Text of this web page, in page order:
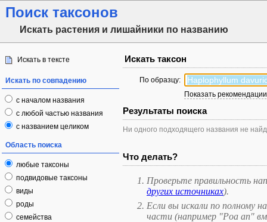
Поиск таксонов
Искать растения и лишайники по названию
Искать в тексте
Искать по совпадению
с началом названия
с любой частью названия
с названием целиком
Область поиска
любые таксоны
подвидовые таксоны
виды
роды
семейства
Искать таксон
По образцу:
Показать
Результаты поиска
Ни одного подходящего названия не
Что делать?
Проверьте правильность
других источниках).
Если вы искали по полному
части (например "Poa an"